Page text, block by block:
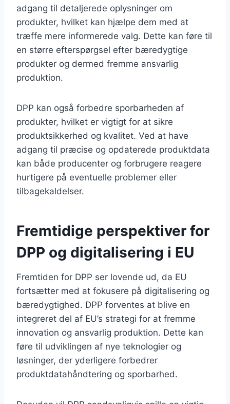
adgang til detaljerede oplysninger om
produkter, hvilket kan hjælpe dem med at
træffe mere informerede valg. Dette kan føre til
en større efterspørgsel efter bæredygtige
produkter og dermed fremme ansvarlig
produktion.
DPP kan også forbedre sporbarheden af
produkter, hvilket er vigtigt for at sikre
produktsikkerhed og kvalitet. Ved at have
adgang til præcise og opdaterede produktdata
kan både producenter og forbrugere reagere
hurtigere på eventuelle problemer eller
tilbagekaldelser.
Fremtidige perspektiver for
DPP og digitalisering i EU
Fremtiden for DPP ser lovende ud, da EU
fortsætter med at fokusere på digitalisering og
bæredygtighed. DPP forventes at blive en
integreret del af EU’s strategi for at fremme
innovation og ansvarlig produktion. Dette kan
føre til udviklingen af nye teknologier og
løsninger, der yderligere forbedrer
produktdatahåndtering og sporbarhed.